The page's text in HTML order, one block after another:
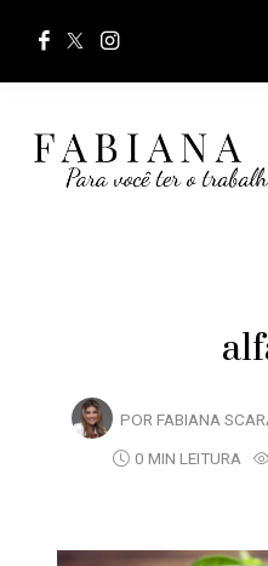
POR FABIANA
0 MIN LEITURA